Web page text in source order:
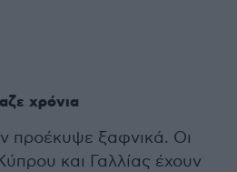
χρόνια
προέκυψε ξαφνικά. Οι
και Γαλλίας έχουν